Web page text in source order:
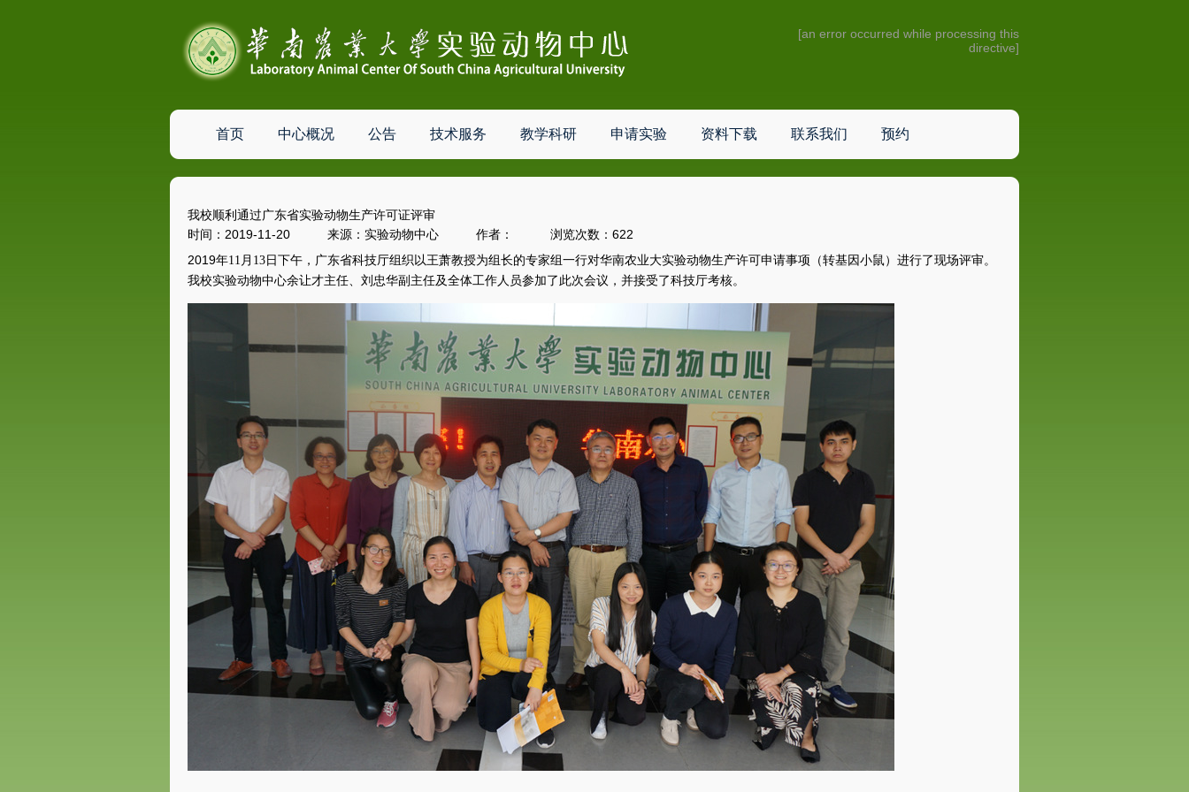
[an error occurred while processing this
directive]
首页 中心概况 公告 技术服务 教学科研 申请实验 资料下载 联系我们 预约
我校顺利通过广东省实验动物生产许可证评审
时间：2019-11-20 来源：实验动物中心 作者： 浏览次数： 622
2019年11 月 13日下午，广东省科技厅组织 以王萧教授为组长的专家组一行对华南农业大实验动物生产许可申请事项 （转基因小鼠 ） 进行了现场评审。
我校实验动物中心余让才主任 、刘忠华副主任及全体工作人员参加了此次会议 ，并接受了科技厅考核。